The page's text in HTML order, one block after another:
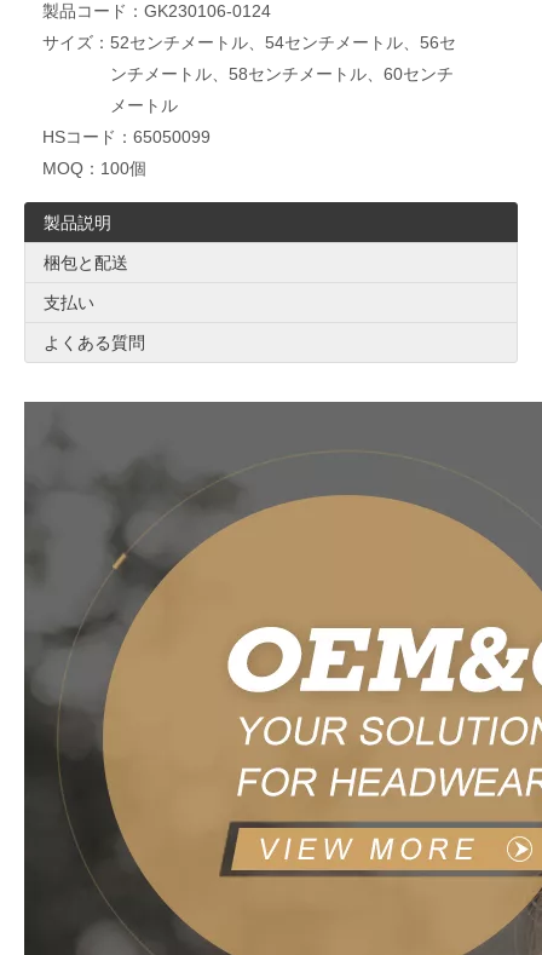
製品コード： GK230106-0124
サイズ： 52センチメートル、54センチメートル、56セ
ンチメートル、58センチメートル、60センチ
メートル
HSコード： 65050099
MOQ： 100個
製品説明
梱包と配送
支払い
よくある質問